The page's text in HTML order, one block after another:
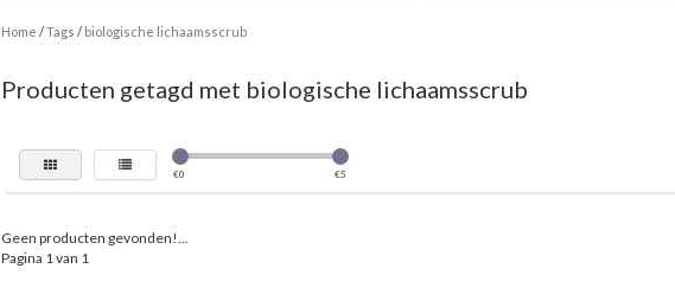
Home /Tags / biologische lichaamsscrub
Producten getagd met biologische lichaamsscrub
€0 €5
Geen producten gevonden!...
Pagina 1 van 1